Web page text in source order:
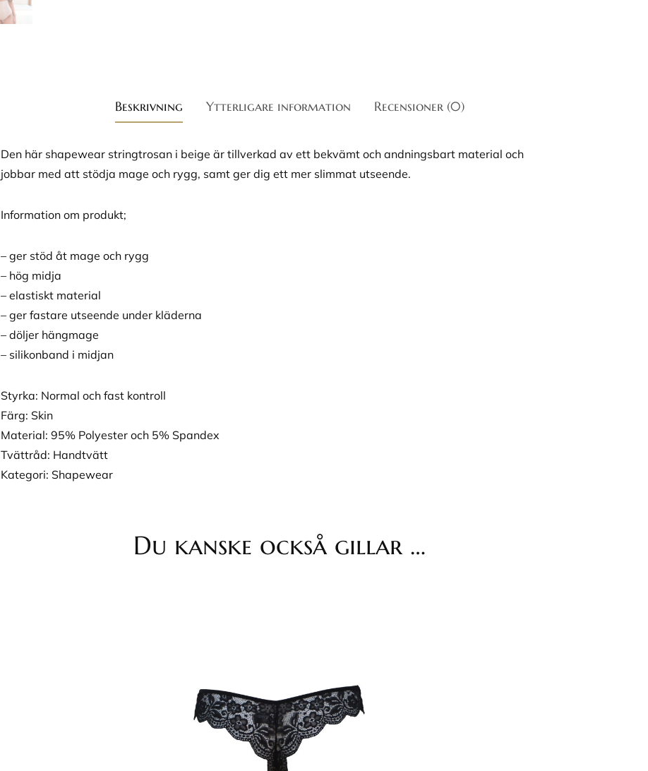
Beskrivning Ytterligare information Recensioner (0)
Den här shapewear stringtrosan i beige är tillverkad av ett bekvämt och andningsbart material och
jobbar med att stödja mage och rygg, samt ger dig ett mer slimmat utseende.
Information om produkt;
– ger stöd åt mage och rygg
– hög midja
– elastiskt material
– ger fastare utseende under kläderna
– döljer hängmage
– silikonband i midjan
Styrka: Normal och fast kontroll
Färg: Skin
Material: 95% Polyester och 5% Spandex
Tvättråd: Handtvätt
Kategori: Shapewear
Du kanske också gillar …